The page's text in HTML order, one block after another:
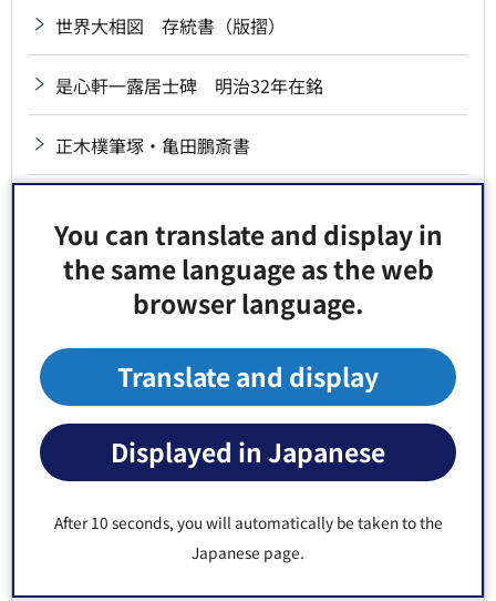
You can translate and display in
the same language as the web
browser language.
Translate and display
Displayed in Japanese
After 10 seconds, you will automatically be taken to the
Japanese page.
世界大相図 存統書（版摺）
是心軒一露居士碑 明治32年在銘
正木樸筆塚・亀田鵬斎書
西誉蓮入入定墳の碑
石造燈籠 元禄14年・文政12年在銘一対
石段親柱 附拓本6枚 昭和29年7月7日採拓